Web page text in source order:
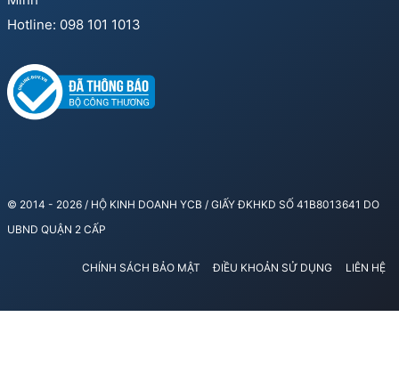
Hotline: 098 101 1013
© 2014 - 2026 / HỘ KINH DOANH YCB / GIẤY ĐKHKD SỐ 41B8013641 DO
UBND QUẬN 2 CẤP
CHÍNH SÁCH BẢO MẬT ĐIỀU KHOẢN SỬ DỤNG LIÊN HỆ